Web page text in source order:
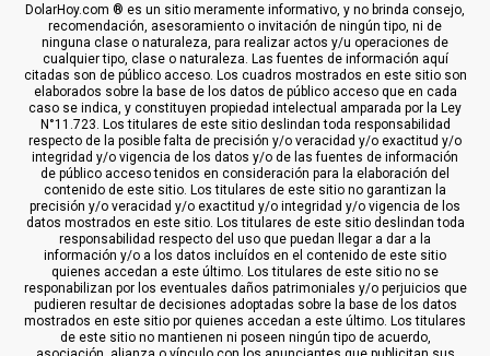
DolarHoy.com ® es un sitio meramente informativo, y no brinda consejo,
recomendación, asesoramiento o invitación de ningún tipo, ni de
ninguna clase o naturaleza, para realizar actos y/u operaciones de
cualquier tipo, clase o naturaleza. Las fuentes de información aquí
citadas son de público acceso. Los cuadros mostrados en este sitio son
elaborados sobre la base de los datos de público acceso que en cada
caso se indica, y constituyen propiedad intelectual amparada por la Ley
N°11.723. Los titulares de este sitio deslindan toda responsabilidad
respecto de la posible falta de precisión y/o veracidad y/o exactitud y/o
integridad y/o vigencia de los datos y/o de las fuentes de información
de público acceso tenidos en consideración para la elaboración del
contenido de este sitio. Los titulares de este sitio no garantizan la
precisión y/o veracidad y/o exactitud y/o integridad y/o vigencia de los
datos mostrados en este sitio. Los titulares de este sitio deslindan toda
responsabilidad respecto del uso que puedan llegar a dar a la
información y/o a los datos incluídos en el contenido de este sitio
quienes accedan a este último. Los titulares de este sitio no se
responabilizan por los eventuales daños patrimoniales y/o perjuicios que
pudieren resultar de decisiones adoptadas sobre la base de los datos
mostrados en este sitio por quienes accedan a este último. Los titulares
de este sitio no mantienen ni poseen ningún tipo de acuerdo,